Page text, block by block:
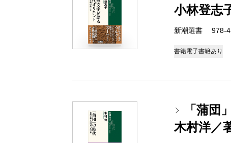
小林登志
新潮選書 978-
書籍電子書籍あり
「蒲団
木村洋／